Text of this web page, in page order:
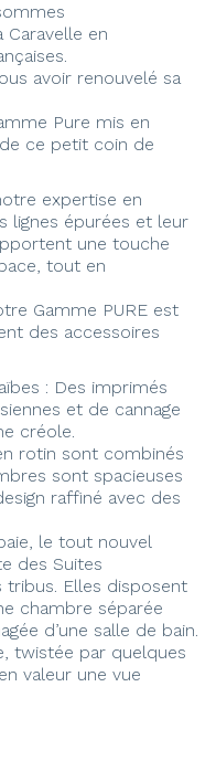
en
avoir renouvelé sa
Pure mis en
ce petit coin de
expertise en
lignes épurées et leur
une touche
tout en
Gamme PURE est
des accessoires
: Des imprimés
et de cannage
créole.
rotin sont combinés
sont spacieuses
raffiné avec des
le tout nouvel
des Suites
tribus. Elles disposent
chambre séparée
d’une salle de bain.
twistée par quelques
valeur une vue